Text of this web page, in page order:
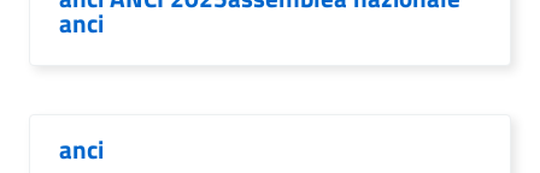
anci
anci